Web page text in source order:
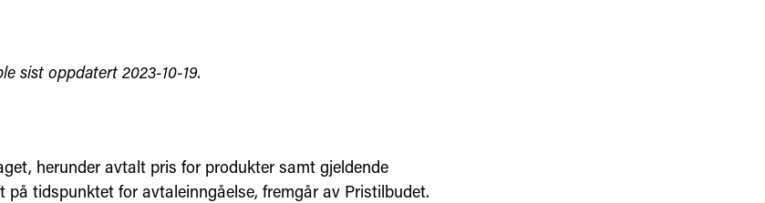
sist oppdatert 2023-10-19.
herunder avtalt pris for produkter samt gjeldende
på tidspunktet for avtaleinngåelse, fremgår av Pristilbudet.